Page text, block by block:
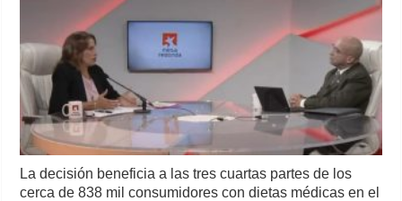
La decisión beneficia a las tres cuartas partes de los
cerca de 838 mil consumidores con dietas médicas en el